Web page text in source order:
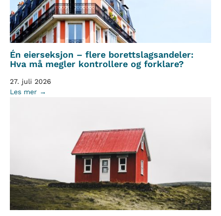
Én eierseksjon – flere borettslagsandeler:
Hva må megler kontrollere og forklare?
27. juli 2026
Les mer →